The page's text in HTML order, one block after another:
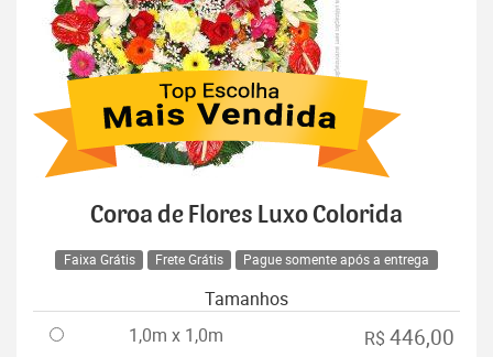
Coroa de Flores Luxo Colorida
Faixa Grátis Frete Grátis Pague somente após a entrega
Tamanhos
1,0m x 1,0m
R$ 446,00